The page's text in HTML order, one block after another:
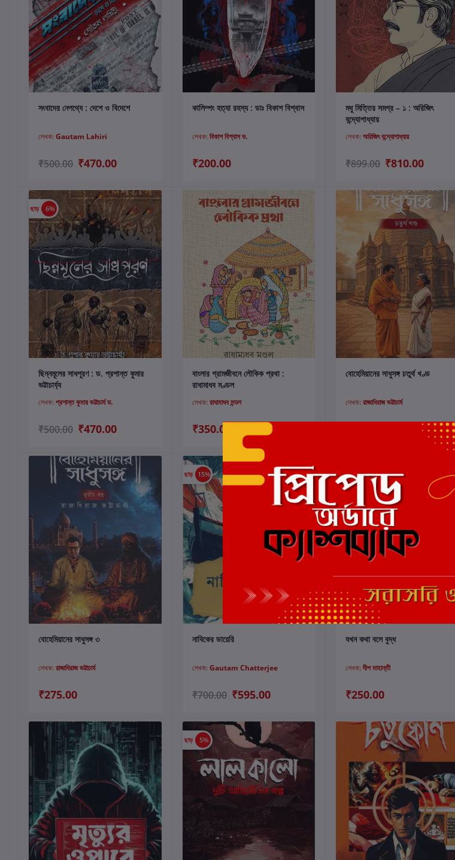
কার্টে যোগ করুন
সংবাদের নেপথ্যে : দেশে ও বিদেশে
লেখক: Gautam Lahiri
₹500.00 ₹470.00
কার্টে যোগ করুন
কালিম্পং হত্যা রহস্য : ডাঃ বিকাশ বিশ্বাস
লেখক: বিকাশ বিশ্বাস ড.
₹200.00
কার্টে যোগ করুন
মধু মিত্তির সমগ্র – ১ : অরিজিৎ
বন্দ্যোপাধ্যায়
লেখক:অরিজিৎ বন্দ্যোপাধ্যায়
₹899.00 ₹810.00
ছাড় 6%
কার্টে যোগ করুন
ছিন্নমূলের সাধপূরণ : ড. প্রশান্ত কুমার
ভট্টাচার্য্য
লেখক: প্রশান্ত কুমার ভট্টাচার্য ড.
₹500.00 ₹470.00
কার্টে যোগ করুন
বাংলার গ্রামজীবনে লৌকিক প্রথা :
রাধামাধব মণ্ডল
লেখক: রাধামাধব মন্ডল
₹350.00
কার্টে যোগ করুন
বোহেমিয়ানের সাধুসঙ্গ চতুর্থ খণ্ড
লেখক:রাজাধিরাজ ভট্টাচার্য
কার্টে যোগ করুন
বোহেমিয়ানের সাধুসঙ্গ ৩
লেখক: রাজাধিরাজ ভট্টাচার্য
₹275.00
ছাড় 15%
কার্টে যোগ করুন
নাবিকের ডায়েরি
লেখক: Gautam Chatterjee
₹700.00 ₹595.00
কার্টে যোগ করুন
যখন কথা বলে বুদ্ধ
লেখক:দীপ মাহান্তী
₹250.00
ছাড় 5%